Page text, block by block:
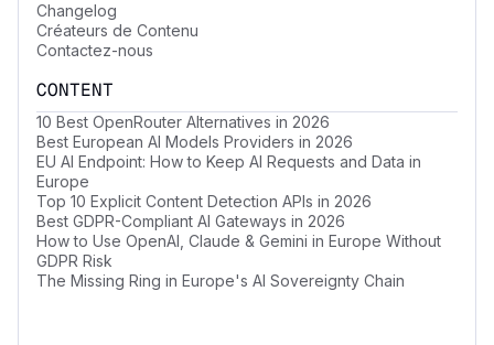
Changelog
Créateurs de Contenu
Contactez-nous
CONTENT
10 Best OpenRouter Alternatives in 2026
Best European AI Models Providers in 2026
EU AI Endpoint: How to Keep AI Requests and Data in
Europe
Top 10 Explicit Content Detection APIs in 2026
Best GDPR-Compliant AI Gateways in 2026
How to Use OpenAI, Claude & Gemini in Europe Without
GDPR Risk
The Missing Ring in Europe's AI Sovereignty Chain